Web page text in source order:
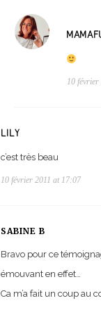
10 février
LILY
c’est très beau
10 février 2011 at 17:07
SABINE B
Bravo pour ce
émouvant en effet…
Ca m’a fait un coup au